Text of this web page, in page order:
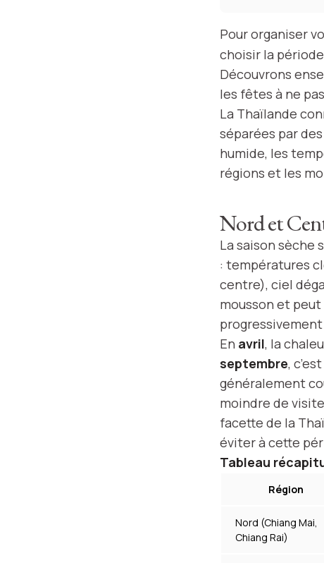
Pour organiser
choisir la
Découvrons
les fêtes à ne
La Thaïlande
séparées par
humide, les
régions et les
Nord et
La saison sèche
: températures
centre), ciel
mousson et
progressivement
En avril, la
septembre,
généralement
moindre de
facette de la
éviter à cette
Tableau
Région
Nord (Chiang Mai,
Chiang Rai)